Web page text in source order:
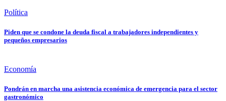
Política
Piden que se condone la deuda fiscal a trabajadores independientes y
pequeños empresarios
Economía
Pondrán en marcha una asistencia económica de emergencia para el sector
gastronómico